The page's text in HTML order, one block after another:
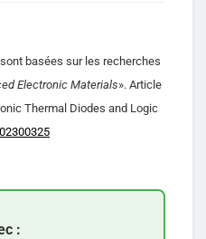
basées sur les recherches
Electronic Materials». Article
Thermal Diodes and Logic
: